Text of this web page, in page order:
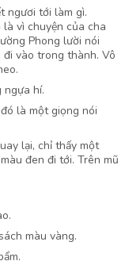
ngươi tới làm gì.
vì chuyện của cha
Phong lười nói
vào trong thành. Vô
hí.
là một giọng nói
lại, chỉ thấy một
đen đi tới. Trên mũ
màu vàng.